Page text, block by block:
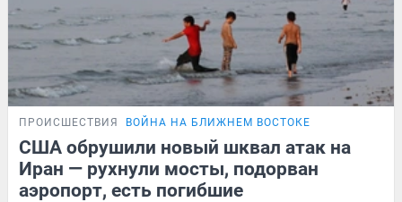
ПРОИСШЕСТВИЯ ВОЙНА НА БЛИЖНЕМ ВОСТОКЕ
США обрушили новый шквал атак на
Иран — рухнули мосты, подорван
аэропорт, есть погибшие